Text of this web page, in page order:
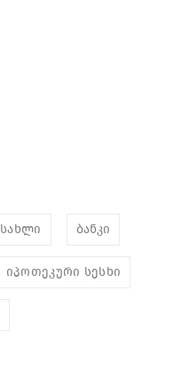
სახლი ბანკი
იპოთეკური სესხი